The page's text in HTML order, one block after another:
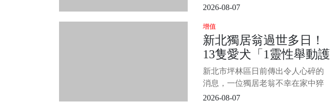
命，還是苦命呢？ 老話總說「人怕
解？ 今天我們就把臘月出生的命理
層層剖開，為你揭開背後的秘密！
別著急，聽完這篇你一定會有深刻
的思考，甚至可能對號入座，認出
身邊的臘月出生之人。 1/7 &nb
2026-08-07
增值
新北獨居翁過世多日！
13隻愛犬「1靈性舉動護
主」逼哭警消
新北市坪林區日前傳出令人心碎的
消息，一位獨居老翁不幸在家中猝
然離世，直到里長發現異常報案，
2026-08-07